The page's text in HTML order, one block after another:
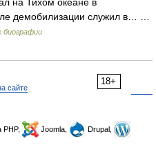
демобилизации служил в… …
биографии
18+
сайте
PHP, Joomla,
Drupal,